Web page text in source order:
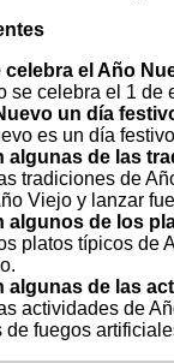
el Año
se celebra el 1 de
un día
es un día
algunas de las
tradiciones de
Viejo y lanzar
algunos de los
platos típicos de
algunas de las
actividades de
de fuegos